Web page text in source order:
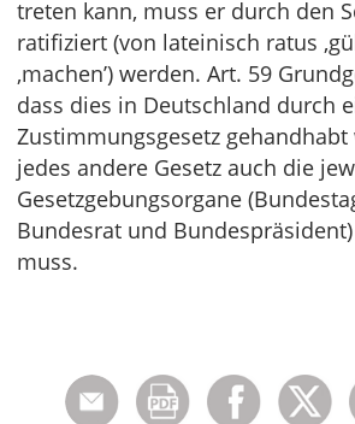
treten kann, muss er durch den
ratifiziert (von lateinisch ratus
‚machen’) werden. Art. 59
dass dies in Deutschland durch
Zustimmungsgesetz
jedes andere Gesetz auch die
Gesetzgebungsorgane
Bundesrat und
muss.